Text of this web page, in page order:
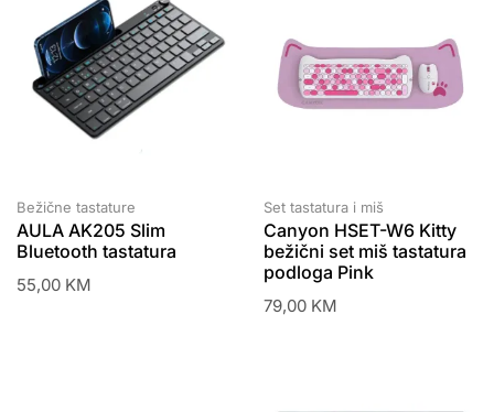
Bežične tastature
AULA AK205 Slim
Bluetooth tastatura
55,00 KM
Set tastatura i miš
Canyon HSET-W6 Kitty
bežični set miš tastatura
podloga Pink
79,00 KM